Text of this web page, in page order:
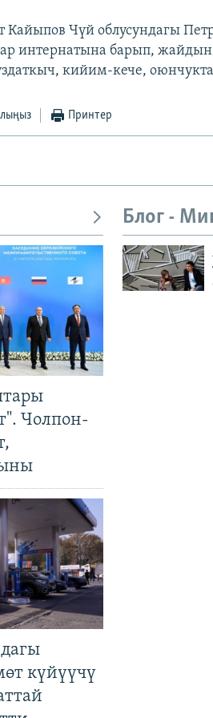
Чүй облусундагы
интернатына барып,
кийим-кече,
Принтер
Чолпон-
күйүүчү
Блог -